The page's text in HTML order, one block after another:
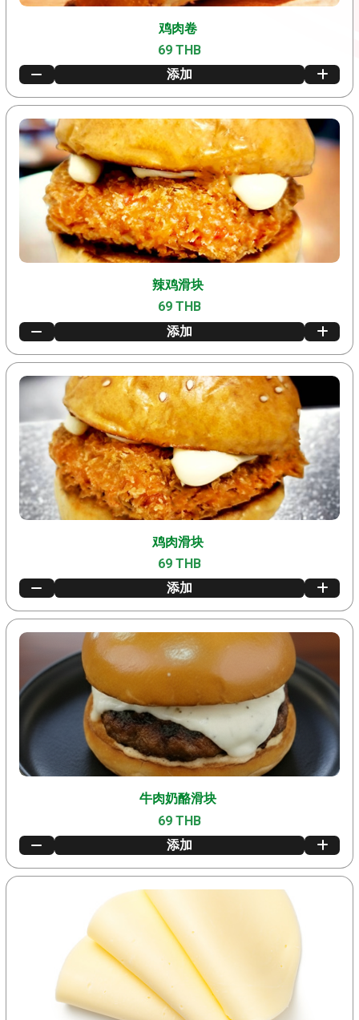
鸡肉卷
69 THB
添加
辣鸡滑块
69 THB
添加
鸡肉滑块
69 THB
添加
牛肉奶酪滑块
69 THB
添加